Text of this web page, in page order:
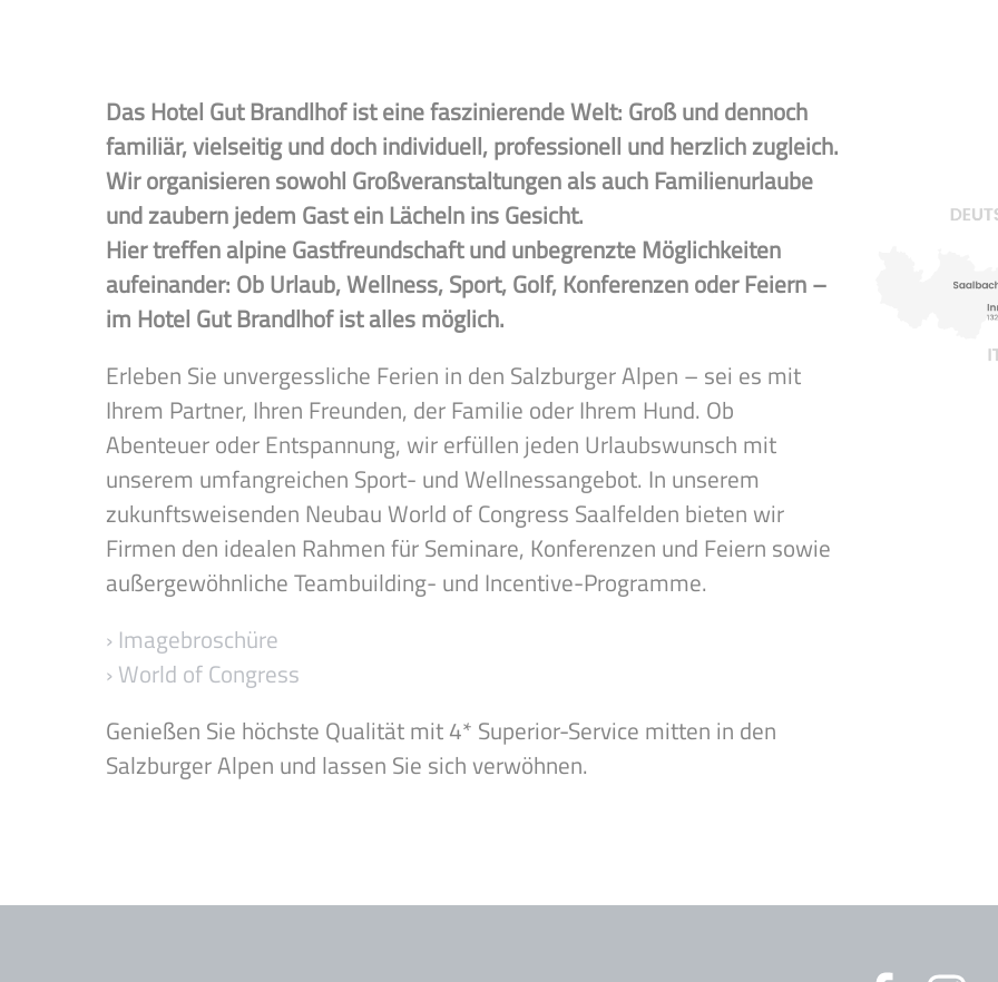
Das Hotel Gut Brandlhof ist eine faszinierende Welt: Groß und dennoch
familiär, vielseitig und doch individuell, professionell und herzlich zugleich.
Wir organisieren sowohl Großveranstaltungen als auch Familienurlaube
und zaubern jedem Gast ein Lächeln ins Gesicht.
Hier treffen alpine Gastfreundschaft und unbegrenzte Möglichkeiten
aufeinander: Ob Urlaub, Wellness, Sport, Golf, Konferenzen oder Feiern –
im Hotel Gut Brandlhof ist alles möglich.
Erleben Sie unvergessliche Ferien in den Salzburger Alpen – sei es mit
Ihrem Partner, Ihren Freunden, der Familie oder Ihrem Hund. Ob
Abenteuer oder Entspannung, wir erfüllen jeden Urlaubswunsch mit
unserem umfangreichen Sport- und Wellnessangebot. In unserem
zukunftsweisenden Neubau World of Congress Saalfelden bieten wir
Firmen den idealen Rahmen für Seminare, Konferenzen und Feiern sowie
außergewöhnliche Teambuilding- und Incentive-Programme.
› Imagebroschüre
› World of Congress
Genießen Sie höchste Qualität mit 4* Superior-Service mitten in den
Salzburger Alpen und lassen Sie sich verwöhnen.